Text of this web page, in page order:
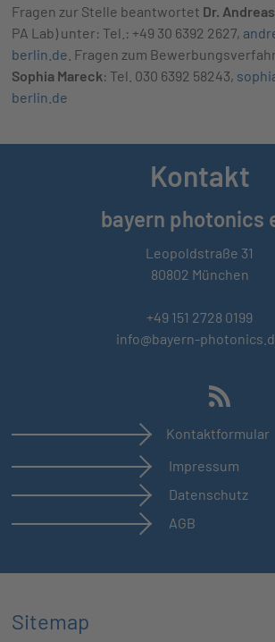
Fragen zur Stelle beantwortet Dr.
PA Lab) unter: Tel.: +49 30 6392 2627,
berlin.de . Fragen zum
Sophia Mareck: Tel. 030 6392 58243,
berlin.de
Kontakt
bayern photonics
Leopoldstraße 31
80802 München
+49 151 2728 0199
info@bayern-
Kontaktformular
Impressum
Datenschutz
AGB
Sitemap